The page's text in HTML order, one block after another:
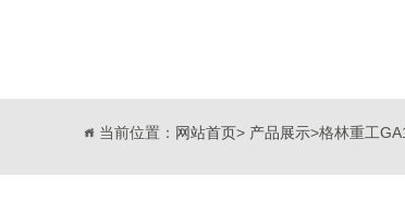
当前位置： 网站首页> 产品展示>格林重工